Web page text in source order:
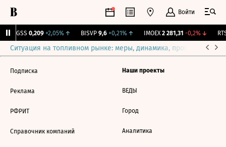
Войти
RGSS 0,209 +2,05%↑ BISVP 9,6 +0,21%↑ IMOEX 2 281,31 -0,2%↓
Ситуация на топливном рынке: меры, динамика, прогнозы
Подписка
Реклама
РФРИТ
Справочник компаний
Наши проекты
ВЕДЫ
Город
Аналитика